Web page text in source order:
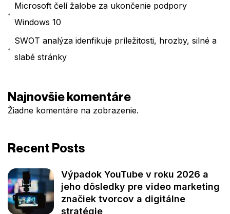
Microsoft čelí žalobe za ukončenie podpory
Windows 10
SWOT analýza idenfikuje príležitosti, hrozby, silné a
slabé stránky
Najnovšie komentáre
Žiadne komentáre na zobrazenie.
Recent Posts
Výpadok YouTube v roku 2026 a
jeho dôsledky pre video marketing
značiek tvorcov a digitálne
stratégie